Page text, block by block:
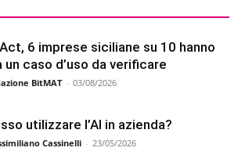
6 imprese siciliane su 10 hanno
un caso d’uso da verificare
BitMAT - 03/08/2026
utilizzare l’AI in azienda?
Cassinelli - 23/05/2026